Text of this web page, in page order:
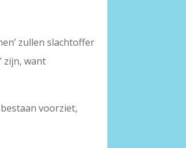
zullen slachtoffer
zijn, want
voorziet,